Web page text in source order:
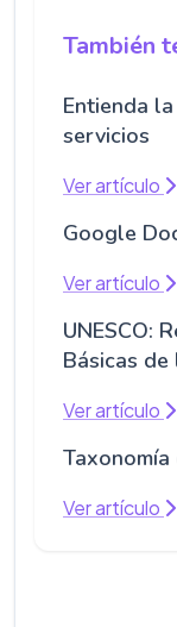
También
Entienda
servicios
Ver artículo
Google
Ver artículo
UNESCO:
Básicas de
Ver artículo
Ver artículo